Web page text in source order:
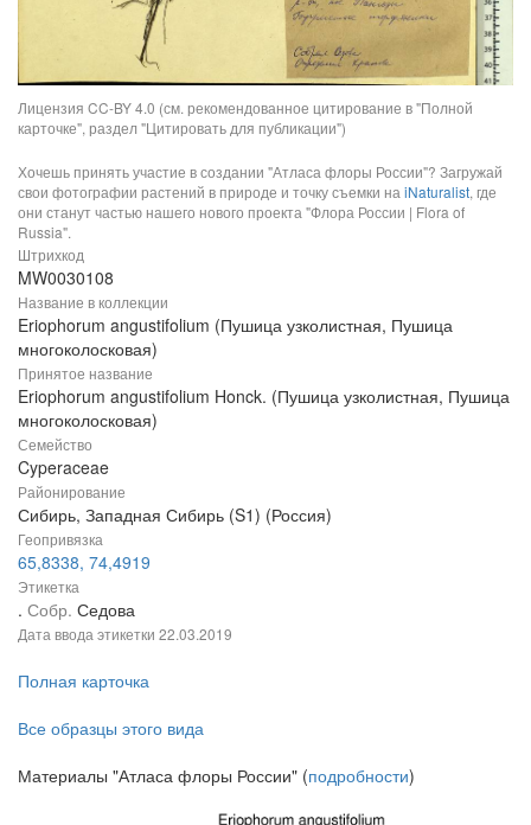
Лицензия CC-BY 4.0 (см. рекомендованное цитирование в "Полной
карточке", раздел "Цитировать для публикации")
Хочешь принять участие в создании "Атласа флоры России"? Загружай
свои фотографии растений в природе и точку съемки на iNaturalist, где
они станут частью нашего нового проекта "Флора России | Flora of
Russia".
Штрихкод
MW0030108
Название в коллекции
Eriophorum angustifolium (Пушица узколистная, Пушица
многоколосковая)
Принятое название
Eriophorum angustifolium Honck. (Пушица узколистная, Пушица
многоколосковая)
Семейство
Cyperaceae
Районирование
Сибирь, Западная Сибирь (S1) (Россия)
Геопривязка
65,8338, 74,4919
Этикетка
. Собр. Седова
Дата ввода этикетки 22.03.2019
Полная карточка
Все образцы этого вида
Материалы "Атласа флоры России" (подробности)